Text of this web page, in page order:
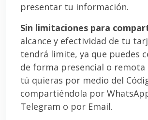
presentar tu información.
Sin limitaciones para
alcance y efectividad de tu
tendrá limite, ya que puedes
de forma presencial o remota
tú quieras por medio del
compartiéndola por
Telegram o por Email.